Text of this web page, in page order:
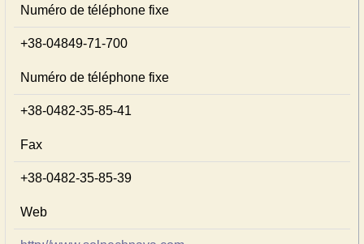
Numéro de téléphone fixe
+38-04849-71-700
Numéro de téléphone fixe
+38-0482-35-85-41
Fax
+38-0482-35-85-39
Web